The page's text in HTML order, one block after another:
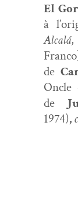
El
à
Alcalá,
de
Oncle
de
1974),